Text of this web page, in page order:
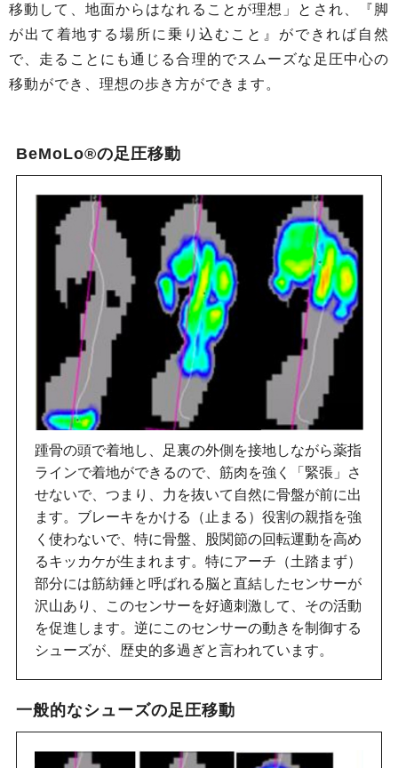
移動して、地面からはなれることが理想」とされ、『脚
が出て着地する場所に乗り込むこと』ができれば自然
で、走ることにも通じる合理的でスムーズな足圧中心の
移動ができ、理想の歩き方ができます。
BeMoLo®の足圧移動
踵骨の頭で着地し、足裏の外側を接地しながら薬指
ラインで着地ができるので、筋肉を強く「緊張」さ
せないで、つまり、力を抜いて自然に骨盤が前に出
ます。ブレーキをかける（止まる）役割の親指を強
く使わないで、特に骨盤、股関節の回転運動を高め
るキッカケが生まれます。特にアーチ（土踏まず）
部分には筋紡錘と呼ばれる脳と直結したセンサーが
沢山あり、このセンサーを好適刺激して、その活動
を促進します。逆にこのセンサーの動きを制御する
シューズが、歴史的多過ぎと言われています。
一般的なシューズの足圧移動